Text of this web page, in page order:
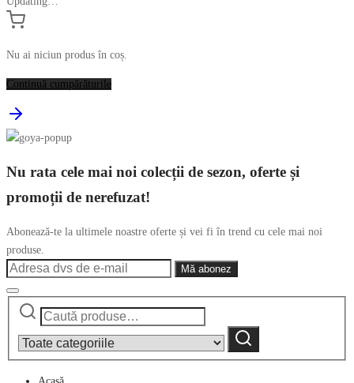
Nu ai niciun produs în coș.
Continuă cumpărăturile
Nu rata cele mai noi colecții de sezon, oferte și
promoții de nerefuzat!
Abonează-te la ultimele noastre oferte și vei fi în trend cu cele mai noi
produse.
Caută
category:
Caută